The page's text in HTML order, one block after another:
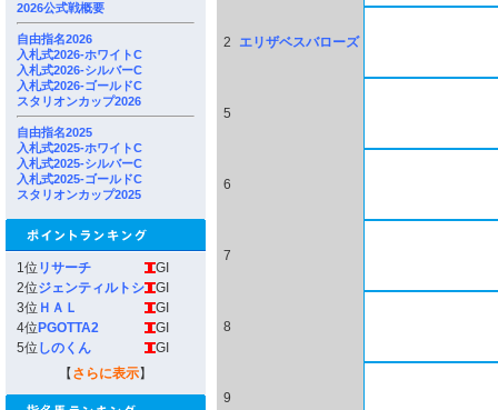
2026公式戦概要
自由指名2026
入札式2026-ホワイトC
入札式2026-シルバーC
入札式2026-ゴールドC
スタリオンカップ2026
自由指名2025
入札式2025-ホワイトC
入札式2025-シルバーC
入札式2025-ゴールドC
スタリオンカップ2025
1位 リサーチ
GI
2位ジェンティルトシ
GI
3位 ＨＡＬ
GI
4位 PGOTTA2
GI
5位 しのくん
GI
【 さらに表示】
2 エリザベスバローズ
5
6
7
8
9